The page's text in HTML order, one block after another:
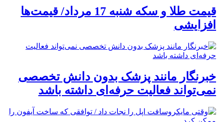
قیمت طلا و سکه شنبه 17 مرداد/ قیمت‌ها
افزایشی
خبرنگار مانند پزشک بدون دانش تخصصی
نمی‌تواند فعالیت حرفه‌ای داشته باشد